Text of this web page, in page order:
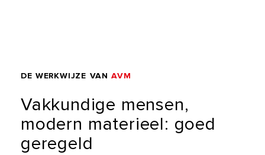
DE WERKWIJZE VAN AVM
Vakkundige mensen,
modern materieel: goed
geregeld